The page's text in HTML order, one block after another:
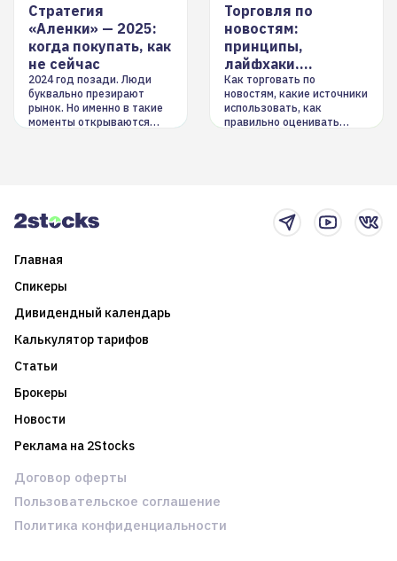
Стратегия
«Аленки» — 2025:
когда покупать, как
не сейчас
2024 год позади. Люди
буквально презирают
рынок. Но именно в такие
моменты открываются
Торговля по
новостям:
принципы,
лайфхаки,
инструменты
Как торговать по
новостям, какие источники
использовать, как
правильно оценивать
Главная
Спикеры
Дивидендный календарь
Калькулятор тарифов
Статьи
Брокеры
Новости
Реклама на 2Stocks
Договор оферты
Пользовательское соглашение
Политика конфиденциальности